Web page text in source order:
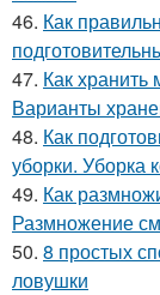
46. Как
47. Как хранить
Варианты
48. Как
уборки. Уборка
49. Как
Размножение
50. 8 простых
ловушки